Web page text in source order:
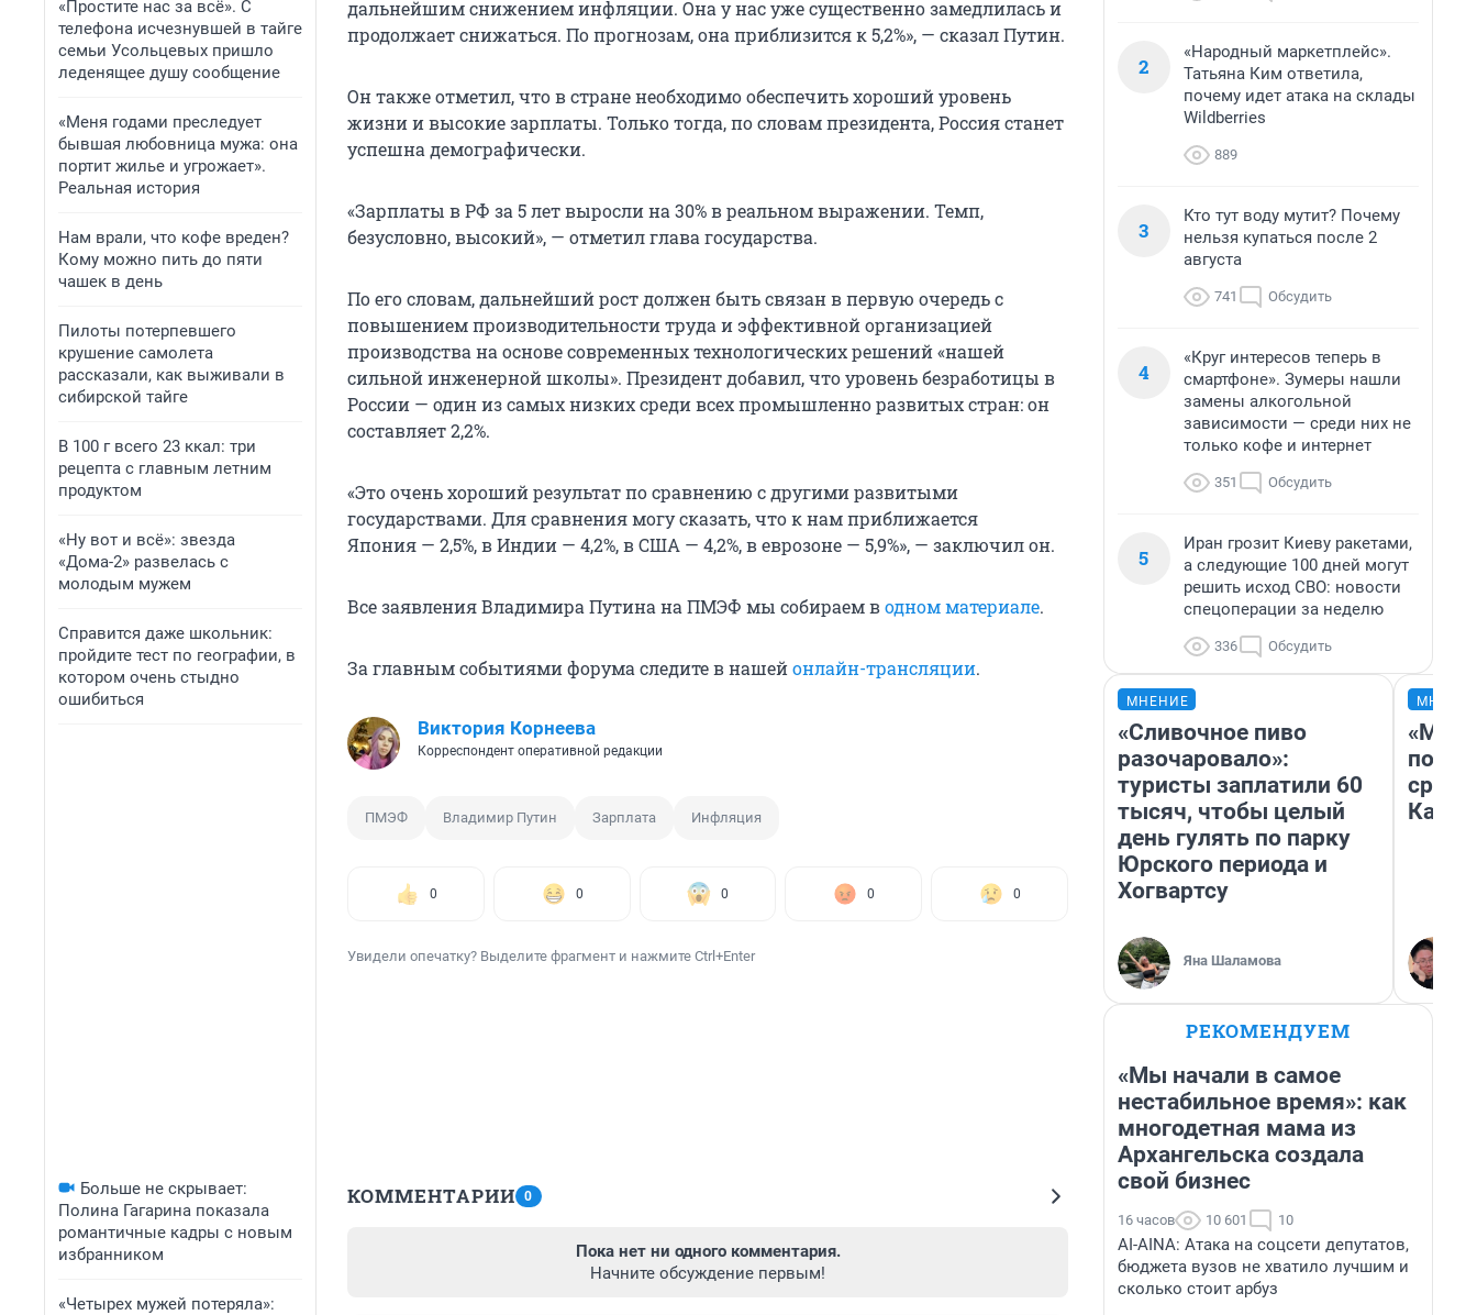
«Простите нас за всё». С
телефона исчезнувшей в тайге
семьи Усольцевых пришло
леденящее душу сообщение
«Меня годами преследует
бывшая любовница мужа: она
портит жилье и угрожает».
Реальная история
Нам врали, что кофе вреден?
Кому можно пить до пяти
чашек в день
Пилоты потерпевшего
крушение самолета
рассказали, как выживали в
сибирской тайге
В 100 г всего 23 ккал: три
рецепта с главным летним
продуктом
«Ну вот и всё»: звезда
«Дома-2» развелась с
молодым мужем
Справится даже школьник:
пройдите тест по географии, в
котором очень стыдно
ошибиться
Больше не скрывает:
Полина Гагарина показала
романтичные кадры с новым
избранником
«Четырех мужей потеряла»:
дальнейшим снижением инфляции. Она у нас уже существенно замедлилась и
продолжает снижаться. По прогнозам, она приблизится к 5,2%», — сказал Путин.
Он также отметил, что в стране необходимо обеспечить хороший уровень
жизни и высокие зарплаты. Только тогда, по словам президента, Россия станет
успешна демографически.
«Зарплаты в РФ за 5 лет выросли на 30% в реальном выражении. Темп,
безусловно, высокий», — отметил глава государства.
По его словам, дальнейший рост должен быть связан в первую очередь с
повышением производительности труда и эффективной организацией
производства на основе современных технологических решений «нашей
сильной инженерной школы». Президент добавил, что уровень безработицы в
России — один из самых низких среди всех промышленно развитых стран: он
составляет 2,2%.
«Это очень хороший результат по сравнению с другими развитыми
государствами. Для сравнения могу сказать, что к нам приближается
Япония — 2,5%, в Индии — 4,2%, в США — 4,2%, в еврозоне — 5,9%», — заключил он.
Все заявления Владимира Путина на ПМЭФ мы собираем водном материале.
За главным событиями форума следите в нашейонлайн-трансляции.
Виктория Корнеева
Корреспондент оперативной редакции
ПМЭФ Владимир Путин Зарплата Инфляция
0 0 0 0 0
Увидели опечатку? Выделите фрагмент и нажмите Ctrl+Enter
КОММЕНТАРИИ 0
Пока нет ни одного комментария.
Начните обсуждение первым!
2
«Народный маркетплейс».
Татьяна Ким ответила,
почему идет атака на склады
Wildberries
889
3
Кто тут воду мутит? Почему
нельзя купаться после 2
августа
741 Обсудить
4
«Круг интересов теперь в
смартфоне». Зумеры нашли
замены алкогольной
зависимости — среди них не
только кофе и интернет
351 Обсудить
5
Иран грозит Киеву ракетами,
а следующие 100 дней могут
решить исход СВО: новости
спецоперации за неделю
336 Обсудить
МНЕНИЕ
«Сливочное пиво
разочаровало»:
туристы заплатили 60
тысяч, чтобы целый
день гулять по парку
Юрского периода и
Хогвартсу
Яна Шаламова
РЕКОМЕНДУЕМ
«Мы начали в самое
нестабильное время»: как
многодетная мама из
Архангельска создала
свой бизнес
16 часов 10 601 10
AI-AINA: Атака на соцсети депутатов,
бюджета вузов не хватило лучшим и
сколько стоит арбуз